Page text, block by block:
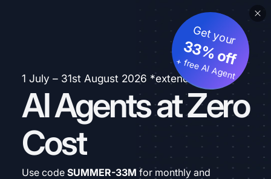
1 July – 31st August 2026 *extended
AI Agents at Zero
Cost
Get your
33% off
+ free AI Agent
Use code SUMMER-33M for monthly and